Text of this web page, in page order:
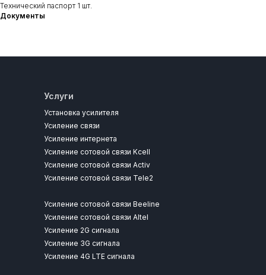
Технический паспорт 1 шт.
Документы
Услуги
Установка усилителя
Усиление связи
Усиление интернета
Усиление сотовой связи Kcell
Усиление сотовой связи Activ
Усиление сотовой связи Tele2
Усиление сотовой связи Beeline
Усиление сотовой связи Altel
Усиление 2G сигнала
Усиление 3G сигнала
Усиление 4G LTE сигнала